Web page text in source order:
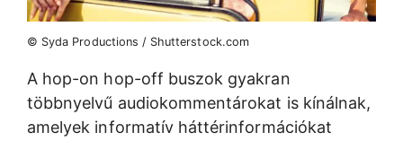
© Syda Productions / Shutterstock.com
A hop-on hop-off buszok gyakran
többnyelvű audiokommentárokat is kínálnak,
amelyek informatív háttérinformációkat